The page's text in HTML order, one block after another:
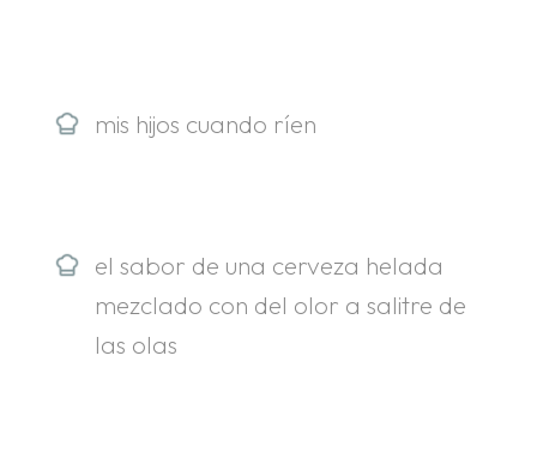
mis hijos cuando ríen
el sabor de una cerveza helada
mezclado con del olor a salitre de
las olas